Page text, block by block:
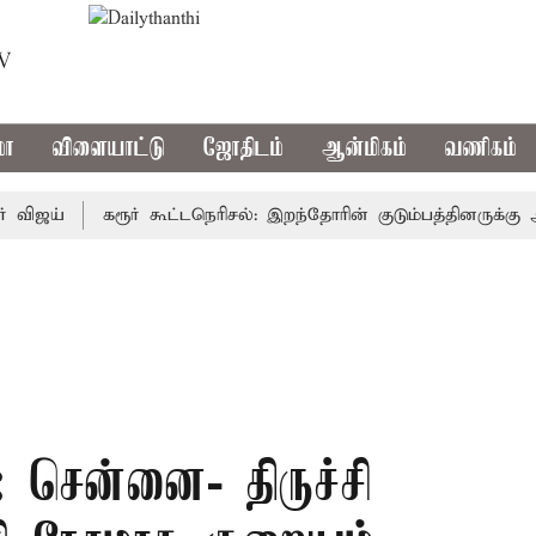
விளையாட்டு ஜோதிடம் ஆன்மிகம் வணிகம்
கரூர் கூட்டநெரிசல்: இறந்தோரின் குடும்பத்தினருக்கு
சென்னை- திருச்சி